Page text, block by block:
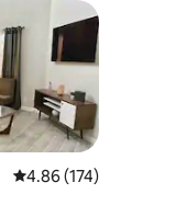
평점 4.86점(5점 만점),
4.86 (174)